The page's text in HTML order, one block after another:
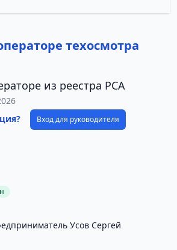
техосмотра
из реестра РСА
Вход для руководителя
Усов Сергей